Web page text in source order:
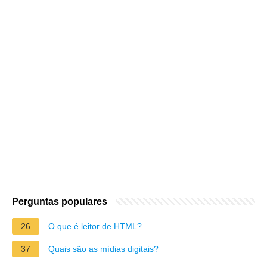
Perguntas populares
26 O que é leitor de HTML?
37 Quais são as mídias digitais?